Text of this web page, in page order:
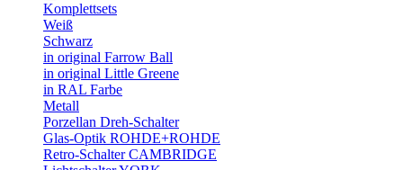
Komplettsets
Weiß
Schwarz
in original Farrow Ball
in original Little Greene
in RAL Farbe
Metall
Porzellan Dreh-Schalter
Glas-Optik ROHDE+ROHDE
Retro-Schalter CAMBRIDGE